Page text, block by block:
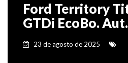
Ford Territory
GTDi EcoBo.
23 de agosto de 2025